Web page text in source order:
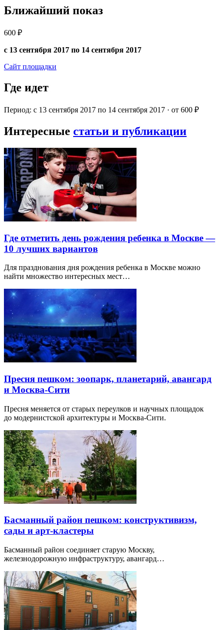
Ближайший показ
600 ₽
с 13 сентября 2017 по 14 сентября 2017
Сайт площадки
Где идет
Период: с 13 сентября 2017 по 14 сентября 2017 · от 600 ₽
Интересные статьи и публикации
Где отметить день рождения ребенка в Москве —
10 лучших вариантов
Для празднования дня рождения ребенка в Москве можно
найти множество интересных мест…
Пресня пешком: зоопарк, планетарий, авангард
и Москва-Сити
Пресня меняется от старых переулков и научных площадок
до модернистской архитектуры и Москва-Сити.
Басманный район пешком: конструктивизм,
сады и арт-кластеры
Басманный район соединяет старую Москву,
железнодорожную инфраструктуру, авангард…